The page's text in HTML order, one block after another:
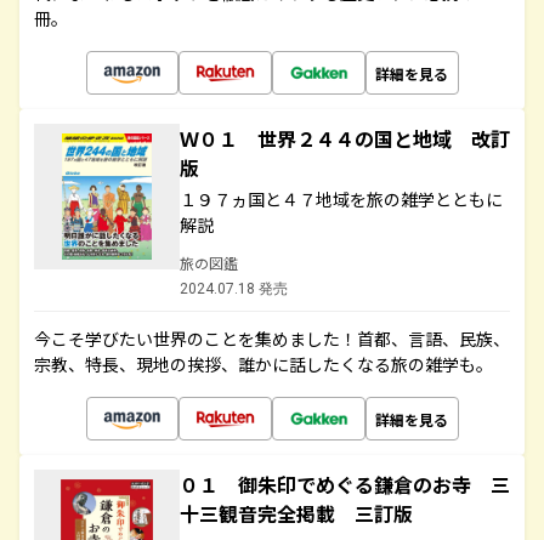
冊。
詳細を見る
Ｗ０１ 世界２４４の国と地域 改訂
版
１９７ヵ国と４７地域を旅の雑学とともに
解説
旅の図鑑
2024.07.18 発売
今こそ学びたい世界のことを集めました！首都、言語、民族、
宗教、特長、現地の挨拶、誰かに話したくなる旅の雑学も。
詳細を見る
０１ 御朱印でめぐる鎌倉のお寺 三
十三観音完全掲載 三訂版